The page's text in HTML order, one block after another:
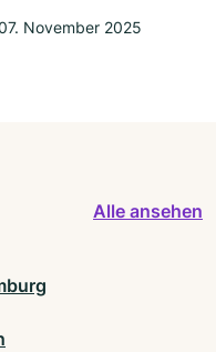
November 2025
Alle ansehen